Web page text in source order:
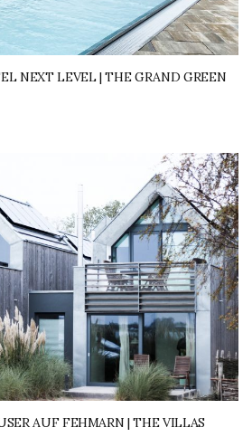
NEXT LEVEL | THE GRAND GREEN
AUF FEHMARN | THE VILLAS